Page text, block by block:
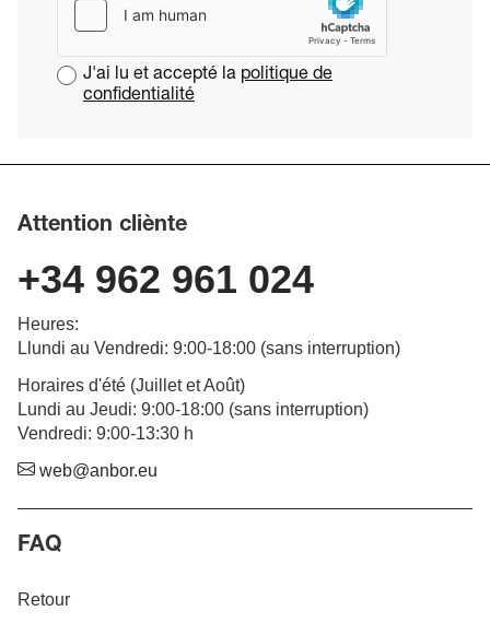
J'ai lu et accepté la politique de
confidentialité
Attention cliènte
+34 962 961 024
Heures:
Llundi au Vendredi: 9:00-18:00 (sans interruption)
Horaires d'été (Juillet et Août)
Lundi au Jeudi: 9:00-18:00 (sans interruption)
Vendredi: 9:00-13:30 h
web@anbor.eu
FAQ
Retour